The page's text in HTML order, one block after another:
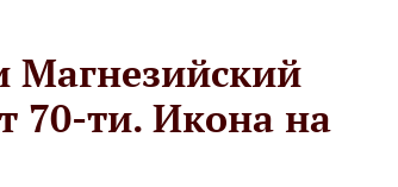
Магнезийский
70-ти. Икона на